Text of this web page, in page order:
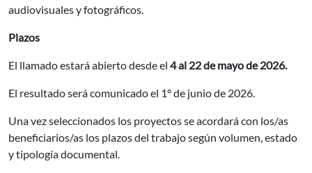
audiovisuales y fotográficos.
Plazos
El llamado estará abierto desde el 4 al 22 de mayo de 2026.
El resultado será comunicado el 1° de junio de 2026.
Una vez seleccionados los proyectos se acordará con los/as
beneficiarios/as los plazos del trabajo según volumen, estado
y tipología documental.